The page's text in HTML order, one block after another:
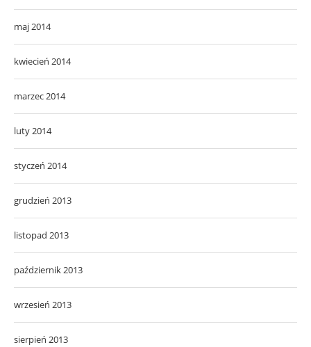
maj 2014
kwiecień 2014
marzec 2014
luty 2014
styczeń 2014
grudzień 2013
listopad 2013
październik 2013
wrzesień 2013
sierpień 2013